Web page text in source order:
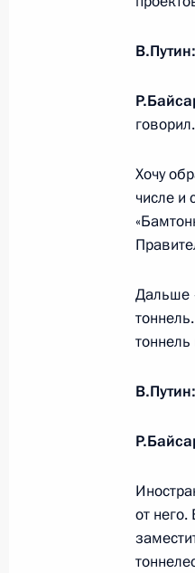
России
События
Контакты
Поиск
В.Путин:
говорил.
Хочу
числе и
Дальше
В.Путин:
от